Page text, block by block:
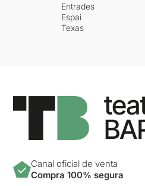
Entrades
Espai
Texas
Canal oficial de venta
Compra 100% segura